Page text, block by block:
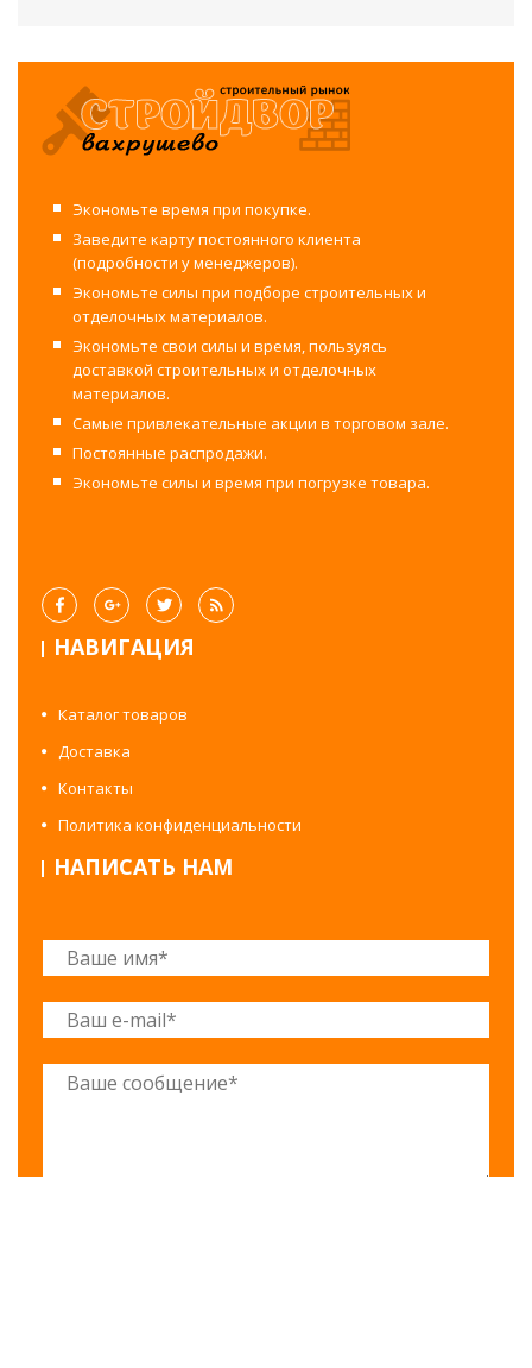
Экономьте время при покупке.
Заведите карту постоянного клиента
(подробности у менеджеров).
Экономьте силы при подборе строительных и
отделочных материалов.
Экономьте свои силы и время, пользуясь
доставкой строительных и отделочных
материалов.
Самые привлекательные акции в торговом зале.
Постоянные распродажи.
Экономьте силы и время при погрузке товара.
НАВИГАЦИЯ
Каталог товаров
Доставка
Контакты
Политика конфиденциальности
НАПИСАТЬ НАМ